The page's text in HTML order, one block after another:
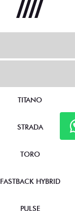
TITANO
STRADA
TORO
FASTBACK HYBRID
PULSE